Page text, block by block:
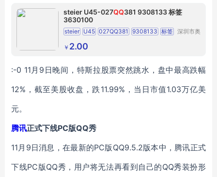
steier U45-027QQ381 9308133 标签
3630100
steier U45 027QQ381 9308133 标签
3630100
深圳市奥
￥ 2.00
:-0 11月9日晚间，特斯拉股票突然跳水，盘中最高跌幅
12%，截至美股收盘，跌11.99%，当日市值1.03万亿美
元。
腾讯正式下线PC版QQ秀
11月9日消息，在最新的PC版QQ9.5.2版本中，腾讯正式
下线PC版QQ秀，用户将无法再看到自己的QQ秀装扮形